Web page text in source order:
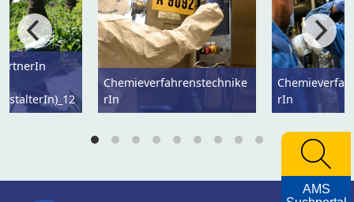
Chemieverfahrenstechnike
rIn
rIn
AMS